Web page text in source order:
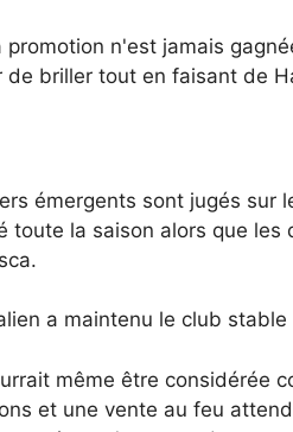
promotion n'est jamais
briller tout en faisant de
émergents sont jugés sur
toute la saison alors que
a maintenu le club
même être considérée
et une vente au feu